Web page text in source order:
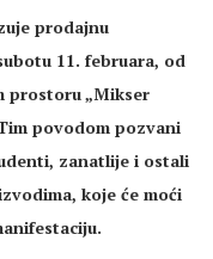
prodajnu
11. februara, od
prostoru „Mikser
povodom pozvani
zanatlije i ostali
koje će moći